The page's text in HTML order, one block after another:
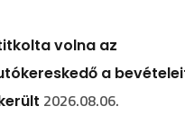
volna az
a
2026.08.06.